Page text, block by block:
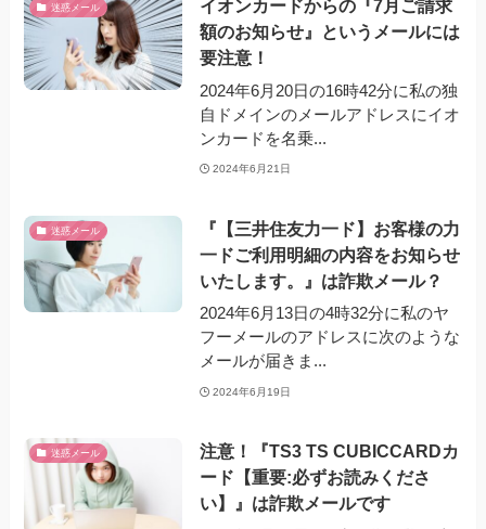
迷惑メール
イオンカードからの『7月ご請求
額のお知らせ』というメールには
要注意！
2024年6月20日の16時42分に私の独
自ドメインのメールアドレスにイオ
ンカードを名乗...
2024年6月21日
迷惑メール
『【三井住友力一ド】お客様の力
一ドご利用明細の内容をお知らせ
いたします。』は詐欺メール？
2024年6月13日の4時32分に私のヤ
フーメールのアドレスに次のような
メールが届きま...
2024年6月19日
迷惑メール
注意！『TS3 TS CUBICCARDカ
ード【重要:必ずお読みくださ
い】』は詐欺メールです